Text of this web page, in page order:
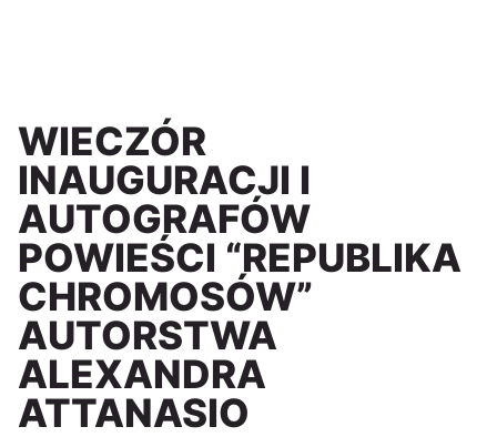
WIECZÓR
INAUGURACJI I
AUTOGRAFÓW
POWIEŚCI “REPUBLIKA
CHROMOSÓW”
AUTORSTWA
ALEXANDRA
ATTANASIO